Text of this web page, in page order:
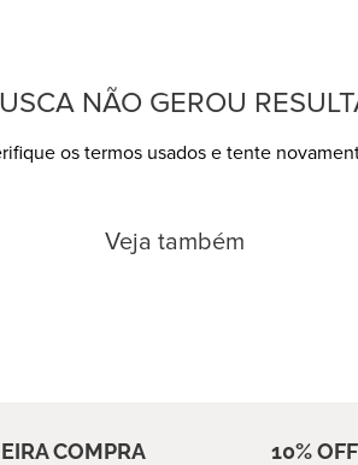
NÃO GEROU
os termos usados e tente
Veja também
COMPRA 10%